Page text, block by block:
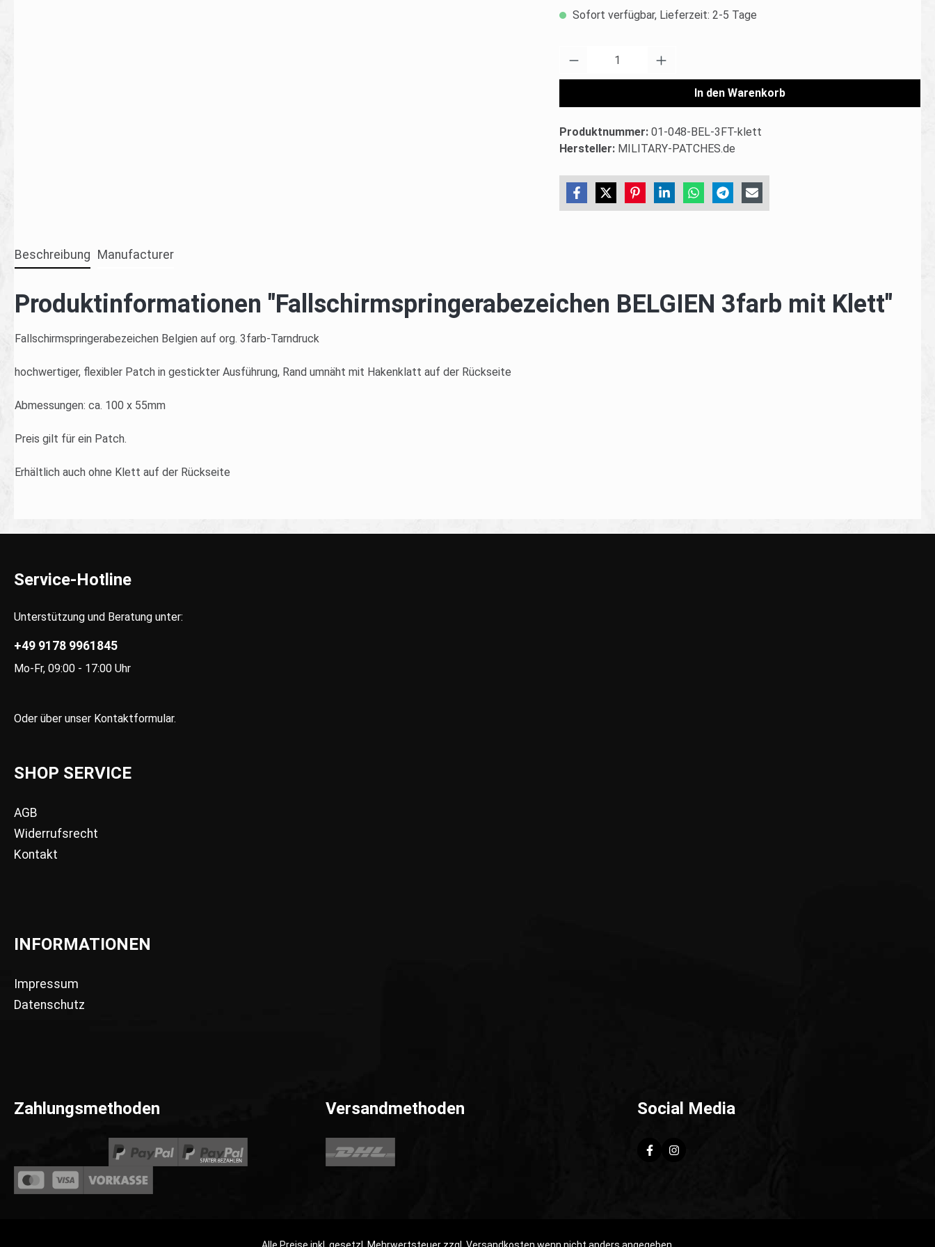
Sofort verfügbar, Lieferzeit: 2-5 Tage
Produkt Anzahl: Gib den gewünschten Wert ein
In den Warenkorb
Produktnummer: 01-048-BEL-3FT-klett
Hersteller: MILITARY-PATCHES.de
Beschreibung Manufacturer
Produktinformationen "Fallschirmspringerabezeichen BELGIEN 3farb mit Klett"
Fallschirmspringerabezeichen Belgien auf org. 3farb-Tarndruck
hochwertiger, flexibler Patch in gestickter Ausführung, Rand umnäht mit Hakenklatt auf der Rückseite
Abmessungen: ca. 100 x 55mm
Preis gilt für ein Patch.
Erhältlich auch ohne Klett auf der Rückseite
Service-Hotline
Unterstützung und Beratung unter:
+49 9178 9961845
Mo-Fr, 09:00 - 17:00 Uhr
Oder über unser Kontaktformular.
SHOP SERVICE
AGB
Widerrufsrecht
Kontakt
INFORMATIONEN
Impressum
Datenschutz
Zahlungsmethoden Versandmethoden Social Media